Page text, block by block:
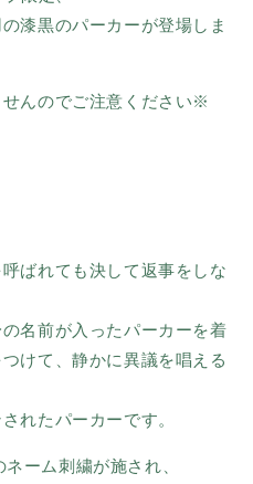
漆黒のパーカーが登場しま
んのでご注意ください※
ばれても決して返事をしな
名前が入ったパーカーを着
けて、静かに異議を唱える
れたパーカーです。
ネーム刺繍が施され、